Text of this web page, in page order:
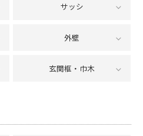
サッシ
外壁
玄関框・巾木